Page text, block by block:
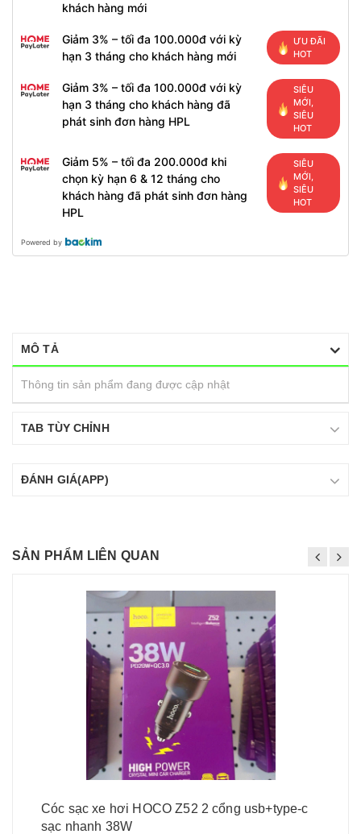
khách hàng mới
Giảm 3% – tối đa 100.000đ với kỳ
hạn 3 tháng cho khách hàng mới
ƯU ĐÃI
HOT
Giảm 3% – tối đa 100.000đ với kỳ
hạn 3 tháng cho khách hàng đã
phát sinh đơn hàng HPL
SIÊU
MỚI,
SIÊU
HOT
Giảm 5% – tối đa 200.000đ khi
chọn kỳ hạn 6 & 12 tháng cho
khách hàng đã phát sinh đơn hàng
HPL
SIÊU
MỚI,
SIÊU
HOT
Powered by
MÔ TẢ
Thông tin sản phẩm đang được cập nhật
TAB TÙY CHỈNH
ĐÁNH GIÁ(APP)
SẢN PHẨM LIÊN QUAN
Cóc sạc xe hơi HOCO Z52 2 cổng usb+type-c
sạc nhanh 38W